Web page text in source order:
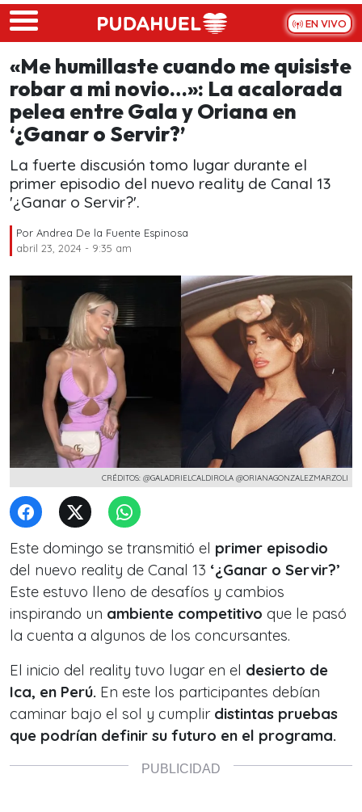
Skip to main content
EN VIVO
«Me humillaste cuando me quisiste
robar a mi novio…»: La acalorada
pelea entre Gala y Oriana en
‘¿Ganar o Servir?’
La fuerte discusión tomo lugar durante el
primer episodio del nuevo reality de Canal 13
'¿Ganar o Servir?'.
Por Andrea De la Fuente Espinosa
abril 23, 2024 - 9:35 am
CRÉDITOS: @GALADRIELCALDIROLA @ORIANAGONZALEZMARZOLI
Este domingo se transmitió el primer episodio
del nuevo reality de Canal 13 ‘¿Ganar o Servir?’
Este estuvo lleno de desafíos y cambios
inspirando un ambiente competitivo que le pasó
la cuenta a algunos de los concursantes.
El inicio del reality tuvo lugar en el desierto de
Ica, en Perú. En este los participantes debían
caminar bajo el sol y cumplir distintas pruebas
que podrían definir su futuro en el programa.